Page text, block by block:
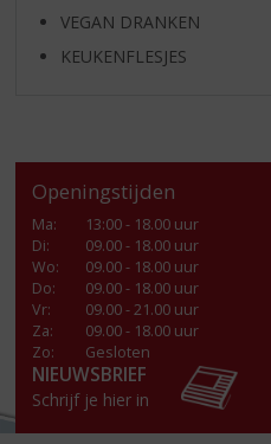
VEGAN DRANKEN
KEUKENFLESJES
Openingstijden
Ma:
13:00 - 18.00 uur
Di:
09.00 - 18.00 uur
Wo:
09.00 - 18.00 uur
Do:
09.00 - 18.00 uur
Vr:
09.00 - 21.00 uur
Za:
09.00 - 18.00 uur
Zo:
Gesloten
NIEUWSBRIEF
Schrijf je hier in